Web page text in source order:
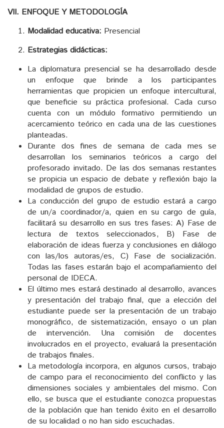
VII. ENFOQUE Y METODOLOGÍA
Modalidad educativa: Presencial
Estrategias didácticas:
La diplomatura presencial se ha desarrollado desde
un enfoque que brinde a los participantes
herramientas que propicien un enfoque intercultural,
que beneficie su práctica profesional. Cada curso
cuenta con un módulo formativo permitiendo un
acercamiento teórico en cada una de las cuestiones
planteadas.
Durante dos fines de semana de cada mes se
desarrollan los seminarios teóricos a cargo del
profesorado invitado. De las dos semanas restantes
se propicia un espacio de debate y reflexión bajo la
modalidad de grupos de estudio.
La conducción del grupo de estudio estará a cargo
de un/a coordinador/a, quien en su cargo de guía,
facilitará su desarrollo en sus tres fases: A) Fase de
lectura de textos seleccionados, B) Fase de
elaboración de ideas fuerza y conclusiones en diálogo
con las/los autoras/es, C) Fase de socialización.
Todas las fases estarán bajo el acompañamiento del
personal de IDECA.
El último mes estará destinado al desarrollo, avances
y presentación del trabajo final, que a elección del
estudiante puede ser la presentación de un trabajo
monográfico, de sistematización, ensayo o un plan
de intervención. Una comisión de docentes
involucrados en el proyecto, evaluará la presentación
de trabajos finales.
La metodología incorpora, en algunos cursos, trabajo
de campo para el reconocimiento del conflicto y las
dimensiones sociales y ambientales del mismo. Con
ello, se busca que el estudiante conozca propuestas
de la población que han tenido éxito en el desarrollo
de su localidad o no han sido escuchadas.